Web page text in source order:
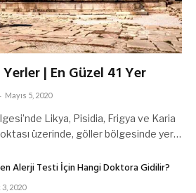
| En Güzel 41 Yer
Mayıs 5, 2020
Likya, Pisidia, Frigya ve Karia
üzerinde, göller bölgesinde yer…
Alerji Testi İçin Hangi Doktora Gidilir?
2020